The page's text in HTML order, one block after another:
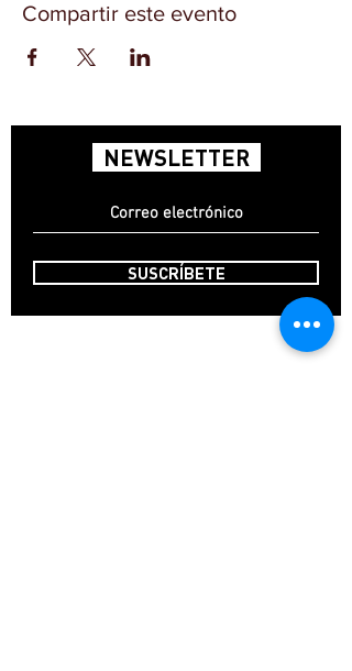
Compartir este evento
NEWSLETTER
SUSCRÍBETE